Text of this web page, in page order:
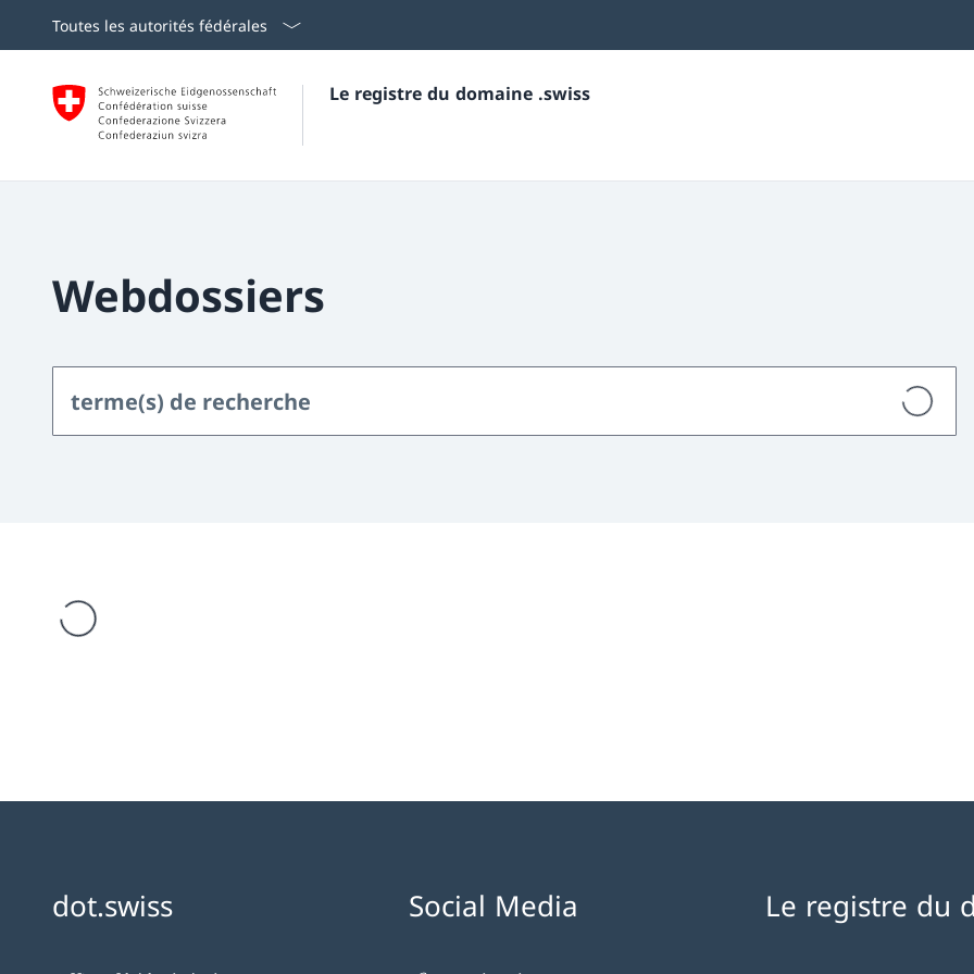
Toutes les autorités fédérales
Le registre du domaine .swiss
Webdossiers
est en cours de chargement
dot.swiss Social Media Le registre du